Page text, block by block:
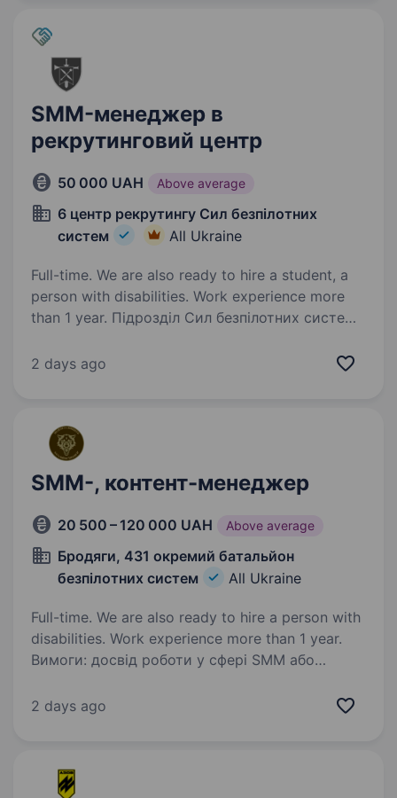
SMM-менеджер в
рекрутинговий центр
50 000 UAH Above average
6 центр рекрутингу Сил безпілотних
систем
All Ukraine
Full-time. We are also ready to hire a student, a
person with disabilities. Work experience more
than 1 year. Підрозділ Сил безпілотних систем
команди. Шукаємо людину, яка вміє
та будувати активну спільноту…
2 days ago
SMM-, контент-менеджер
20 500 – 120 000 UAH Above average
Бродяги, 431 окремий батальйон
безпілотних систем
All Ukraine
Full-time. We are also ready to hire a person with
disabilities. Work experience more than 1 year.
Вимоги: досвід роботи у сфері SMM або
з графічними редакторами (Canva, Photoshop)
Instagram,…
2 days ago